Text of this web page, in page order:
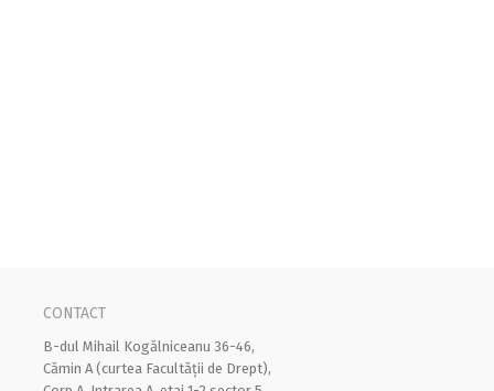
CONTACT
B-dul Mihail Kogălniceanu 36-46,
Cămin A (curtea Facultății de Drept),